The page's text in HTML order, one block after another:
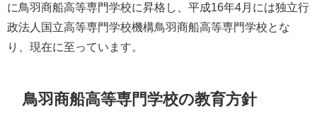
に鳥羽商船高等専門学校に昇格し、平成16年4月には独立行
政法人国立高等専門学校機構鳥羽商船高等専門学校とな
り、現在に至っています。
鳥羽商船高等専門学校の教育方針